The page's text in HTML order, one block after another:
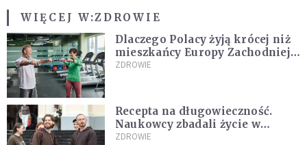
WIĘCEJ W:ZDROWIE
Dlaczego Polacy żyją krócej niż
mieszkańcy Europy Zachodniej?
Ekspertka wskazuje główne
ZDROWIE
Recepta na długowieczność.
Naukowcy zbadali życie w
klasztorach
ZDROWIE